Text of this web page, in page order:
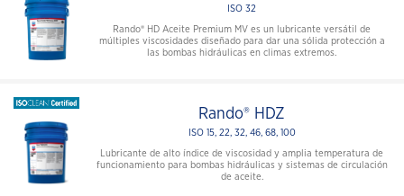
ISO 32
Rando® HD Aceite Premium MV es un lubricante versátil de
múltiples viscosidades diseñado para dar una sólida protección a
las bombas hidráulicas en climas extremos.
Rando® HDZ
ISO 15, 22, 32, 46, 68, 100
Lubricante de alto índice de viscosidad y amplia temperatura de
funcionamiento para bombas hidráulicas y sistemas de circulación
de aceite.